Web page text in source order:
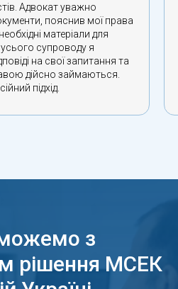
Адвокат уважно
пояснив мої права
матеріали для
супроводу я
на свої запитання та
дійсно займаються.
підхід.
з
рішення МСЕК